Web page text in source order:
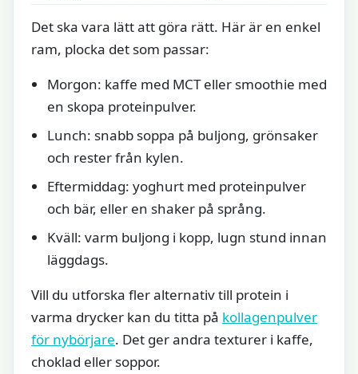
Det ska vara lätt att göra rätt. Här är en enkel
ram, plocka det som passar:
Morgon: kaffe med MCT eller smoothie med
en skopa proteinpulver.
Lunch: snabb soppa på buljong, grönsaker
och rester från kylen.
Eftermiddag: yoghurt med proteinpulver
och bär, eller en shaker på språng.
Kväll: varm buljong i kopp, lugn stund innan
läggdags.
Vill du utforska fler alternativ till protein i
varma drycker kan du titta på kollagenpulver
för nybörjare. Det ger andra texturer i kaffe,
choklad eller soppor.